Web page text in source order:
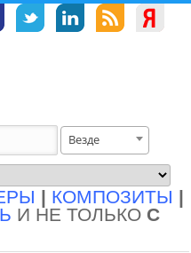
Везде
| КОМПОЗИТЫ |
И НЕ ТОЛЬКО С